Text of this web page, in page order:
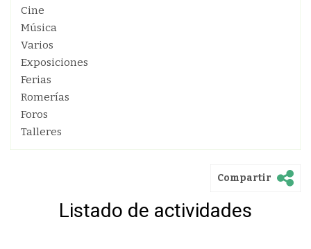
Cine
Música
Varios
Exposiciones
Ferias
Romerías
Foros
Talleres
Compartir
Listado de actividades